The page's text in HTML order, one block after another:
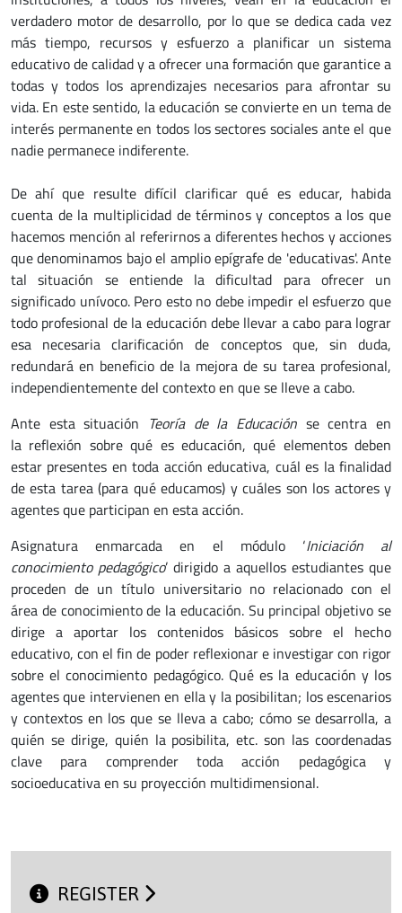
verdadero motor de desarrollo, por lo que se dedica cada vez
más tiempo, recursos y esfuerzo a planificar un sistema
educativo de calidad y a ofrecer una formación que garantice a
todas y todos los aprendizajes necesarios para afrontar su
vida. En este sentido, la educación se convierte en un tema de
interés permanente en todos los sectores sociales ante el que
nadie permanece indiferente.
De ahí que resulte difícil clarificar qué es educar, habida
cuenta de la multiplicidad de términos y conceptos a los que
hacemos mención al referirnos a diferentes hechos y acciones
que denominamos bajo el amplio epígrafe de 'educativas'. Ante
tal situación se entiende la dificultad para ofrecer un
significado unívoco. Pero esto no debe impedir el esfuerzo que
todo profesional de la educación debe llevar a cabo para lograr
esa necesaria clarificación de conceptos que, sin duda,
redundará en beneficio de la mejora de su tarea profesional,
independientemente del contexto en que se lleve a cabo.
Ante esta situación Teoría de la Educación se centra en
la reflexión sobre qué es educación, qué elementos deben
estar presentes en toda acción educativa, cuál es la finalidad
de esta tarea (para qué educamos) y cuáles son los actores y
agentes que participan en esta acción.
Asignatura enmarcada en el módulo ‘Iniciación al
conocimiento pedagógico’ dirigido a aquellos estudiantes que
proceden de un título universitario no relacionado con el
área de conocimiento de la educación. Su principal objetivo se
dirige a aportar los contenidos básicos sobre el hecho
educativo, con el fin de poder reflexionar e investigar con rigor
sobre el conocimiento pedagógico. Qué es la educación y los
agentes que intervienen en ella y la posibilitan; los escenarios
y contextos en los que se lleva a cabo; cómo se desarrolla, a
quién se dirige, quién la posibilita, etc. son las coordenadas
clave para comprender toda acción pedagógica y
socioeducativa en su proyección multidimensional.
REGISTER